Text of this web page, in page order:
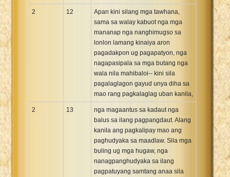
2 12
Apan kini silang mga tawhana,
sama sa walay kabuot nga mga
mananap nga nanghimugso sa
lonlon lamang kinaiya aron
pagadakpon ug pagapatyon, nga
nagapasipala sa mga butang nga
wala nila mahibaloi-- kini sila
pagalaglagon gayud unya diha sa
mao rang pagkalaglag uban kanila,
2 13
nga magaantus sa kadaut nga
balus sa ilang pagpangdaut. Alang
kanila ang pagkalipay mao ang
paghudyaka sa maadlaw. Sila mga
buling ug mga hugaw, nga
nanagpanghudyaka sa ilang
pagpatuyang samtang anaa sila